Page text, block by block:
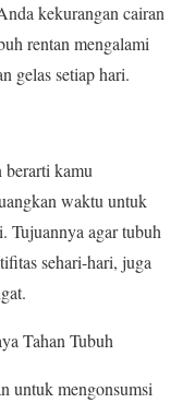
kekurangan cairan
rentan mengalami
gelas setiap hari.
berarti kamu
waktu untuk
Tujuannya agar tubuh
sehari-hari, juga
Tahan Tubuh
untuk mengonsumsi